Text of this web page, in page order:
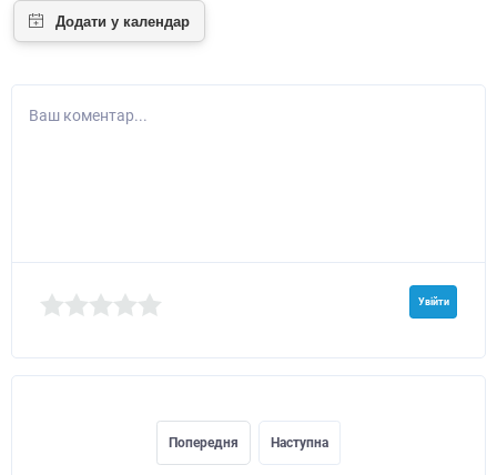
Ваш коментар...
Увійти
Попередня Наступна